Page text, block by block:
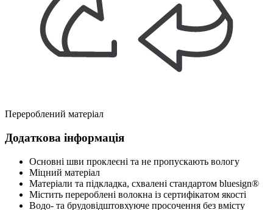
Перероблений матеріал
Додаткова інформація
Основні шви проклеєні та не пропускають вологу
Міцний матеріал
Матеріали та підкладка, схвалені стандартом bluesign®
Містить перероблені волокна із сертифікатом якості
Водо- та брудовідштовхуюче просочення без вмісту